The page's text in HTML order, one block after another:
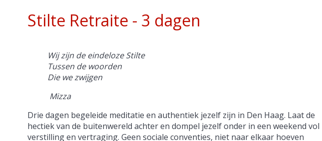
Stilte Retraite - 3 dagen
Wij zijn de eindeloze Stilte
Tussen de woorden
Die we zwijgen
Mizza
Drie dagen begeleide meditatie en authentiek jezelf zijn in Den Haag. Laat de
hectiek van de buitenwereld achter en dompel jezelf onder in een weekend vol
verstilling en vertraging. Geen sociale conventies, niet naar elkaar hoeven